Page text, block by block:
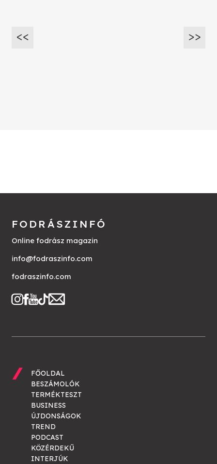
FODRÁSZINFÓ
Online fodrász magazin
info@fodraszinfo.com
fodraszinfo.com
FŐOLDAL
BESZÁMOLÓK
TERMÉKTESZT
BUSINESS
ÚJDONSÁGOK
TREND
PODCAST
KÖZÉRDEKŰ
INTERJÚK